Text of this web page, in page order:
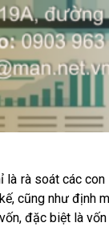
là rà soát các
cũng như định
đặc biệt là